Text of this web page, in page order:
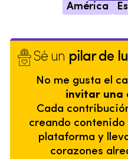
América
Sé un pilar de
No me gusta el
invitar una
Cada
creando
plataforma y
corazones